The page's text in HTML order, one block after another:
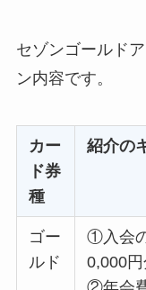
セゾンゴールド
ン内容です。
カー
ド券
種
紹介の
ゴー
ルド
①入会
0,000